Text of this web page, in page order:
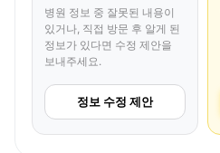
병원 정보 중 잘못된 내용이
있거나, 직접 방문 후 알게 된
정보가 있다면 수정 제안을
보내주세요.
정보 수정 제안